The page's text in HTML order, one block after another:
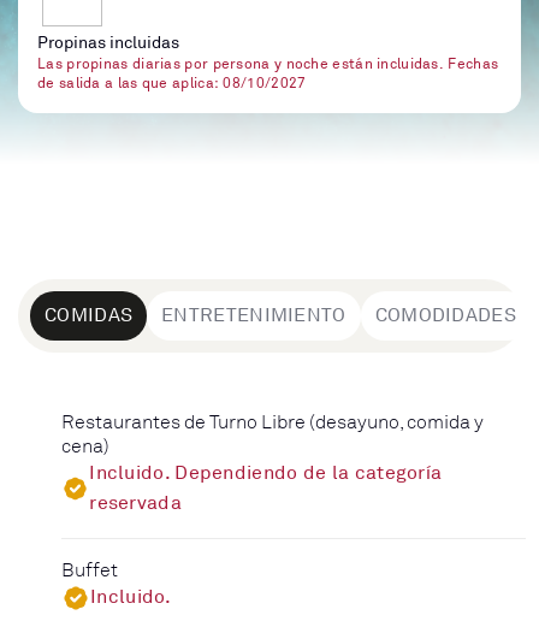
Propinas incluidas
Las propinas diarias por persona y noche están incluidas. Fechas
de salida a las que aplica: 08/10/2027
COMIDAS ENTRETENIMIENTO COMODIDADES
Restaurantes de Turno Libre (desayuno, comida y
cena)
Incluido. Dependiendo de la categoría
reservada
Buffet
Incluido.